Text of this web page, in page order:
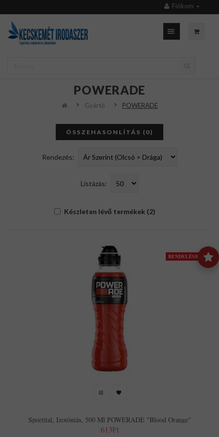
Fiókom
POWERADE
Gyártó POWERADE
ÖSSZEHASONLÍTÁS (0)
Rendezés:
Listázás:
Készleten lévő termékek (2)
RENDELÉSRE
Sportital, Izotóniás, 500 Ml POWERADE "Blood Orange"
613Ft